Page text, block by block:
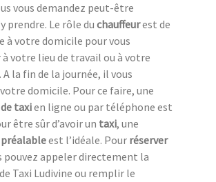
vous demandez peut-être
prendre. Le rôle du chauffeurest de
à votre domicile pour vous
votre lieu de travail ou à votre
la fin de la journée, il vous
domicile. Pour ce faire, une
taxien ligne ou par téléphone est
être sûr d’avoir un taxi, une
est l’idéale. Pour réserver
pouvez appeler directement la
Taxi Ludivine ou remplir le